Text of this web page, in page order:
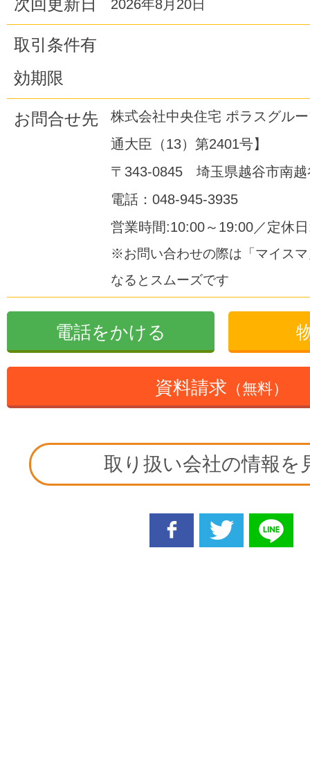
次回更新日 2026年8月20日
取引条件有
効期限
お問合せ先
株式会社中央住宅 ポラスグル
通大臣（13）第2401号】
〒343-0845 埼玉県越谷市南越
電話：048-945-3935
営業時間:10:00～19:00／定休
※お問い合わせの際は「マイス
なるとスムーズです
電話をかける
資料請求 （無料）
取り扱い会社の情報を